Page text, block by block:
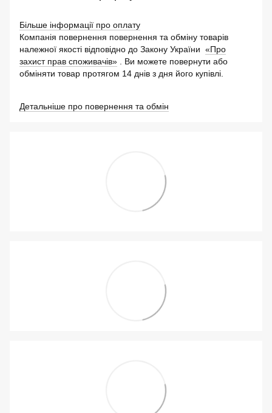
Більше інформації про оплату
Компанія повернення повернення та обміну товарів
належної якості відповідно до Закону України «Про
захист прав споживачів» . Ви можете повернути або
обміняти товар протягом 14 днів з дня його купівлі.
Детальніше про повернення та обмін